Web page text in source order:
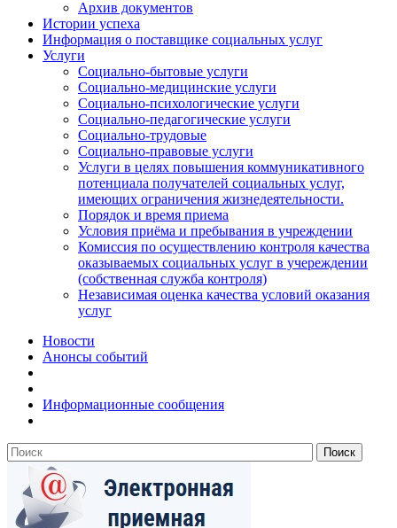
Архив документов
Истории успеха
Информация о поставщике социальных услуг
Услуги
Социально-бытовые услуги
Социально-медицинские услуги
Социально-психологические услуги
Социально-педагогические услуги
Социально-трудовые
Социально-правовые услуги
Услуги в целях повышения коммуникативного
потенциала получателей социальных услуг,
имеющих ограничения жизнедеятельности.
Порядок и время приема
Условия приёма и пребывания в учреждении
Комиссия по осуществлению контроля качества
оказываемых социальных услуг в учереждении
(собственная служба контроля)
Независимая оценка качества условий оказания
услуг
Новости
Анонсы событий
Информационные сообщения